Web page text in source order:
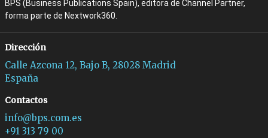
BPS (Business Publications Spain), editora de Channel Partner,
forma parte de Nextwork360.
Dirección
Calle Azcona 12, Bajo B, 28028 Madrid
España
Contactos
info@bps.com.es
+91 313 79 00